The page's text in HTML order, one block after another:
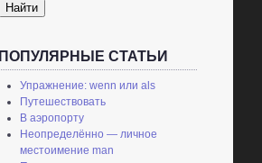
Найти
ПОПУЛЯРНЫЕ СТАТЬИ
Упражнение: wenn или als
Путешествовать
В аэропорту
Неопределённо — личное
местоимение man